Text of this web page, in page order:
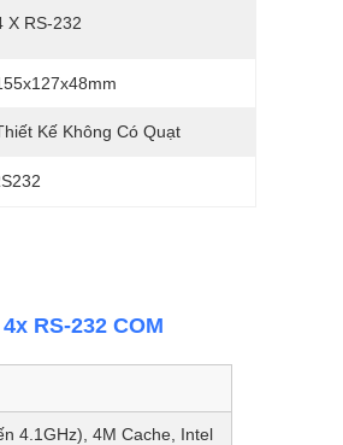
X RS-232
Kế Không Có Quạt
RS-232 COM
4.1GHz), 4M Cache, Intel